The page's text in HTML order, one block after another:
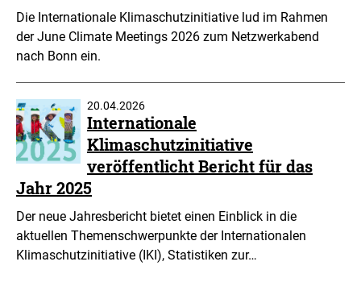
Die Internationale Klimaschutzinitiative lud im Rahmen
der June Climate Meetings 2026 zum Netzwerkabend
nach Bonn ein.
20.04.2026
Internationale
Klimaschutzinitiative
veröffentlicht Bericht für das
Jahr 2025
Der neue Jahresbericht bietet einen Einblick in die
aktuellen Themenschwerpunkte der Internationalen
Klimaschutzinitiative (IKI), Statistiken zur…